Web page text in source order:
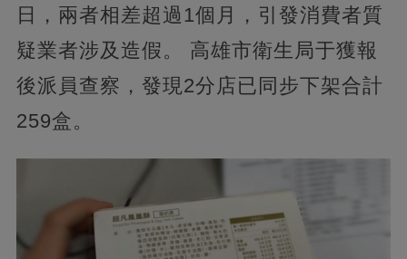
日，兩者相差超過1個月，引發消費者質
疑業者涉及造假。 高雄市衛生局于獲報
後派員查察，發現2分店已同步下架合計
259盒。